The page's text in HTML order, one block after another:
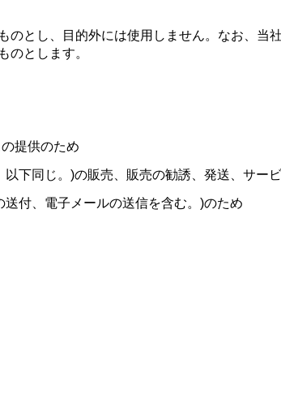
とし、目的外には使用しません。なお、当
のとします。
提供のため
下同じ。)の販売、販売の勧誘、発送、サー
付、電子メールの送信を含む。)のため